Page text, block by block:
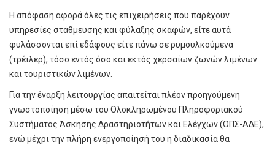
Η απόφαση αφορά όλες τις επιχειρήσεις που παρέχουν
υπηρεσίες στάθμευσης και φύλαξης σκαφών, είτε αυτά
φυλάσσονται επί εδάφους είτε πάνω σε ρυμουλκούμενα
(τρέιλερ), τόσο εντός όσο και εκτός χερσαίων ζωνών λιμένων
και τουριστικών λιμένων.
Για την έναρξη λειτουργίας απαιτείται πλέον προηγούμενη
γνωστοποίηση μέσω του Ολοκληρωμένου Πληροφοριακού
Συστήματος Άσκησης Δραστηριοτήτων και Ελέγχων (ΟΠΣ-ΑΔΕ),
ενώ μέχρι την πλήρη ενεργοποίησή του η διαδικασία θα